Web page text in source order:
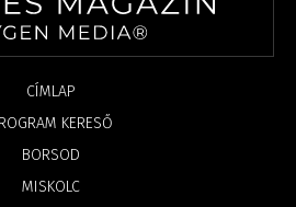
CÍMLAP
KERESŐ
BORSOD
MISKOLC